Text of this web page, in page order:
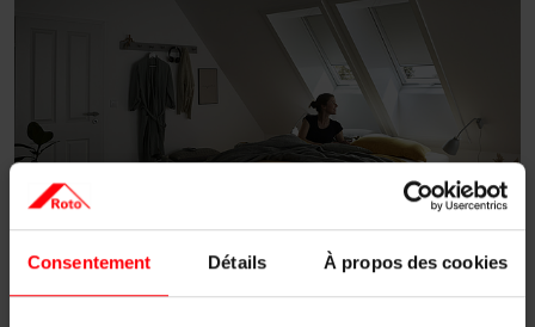
Consentement Détails À propos des cookies